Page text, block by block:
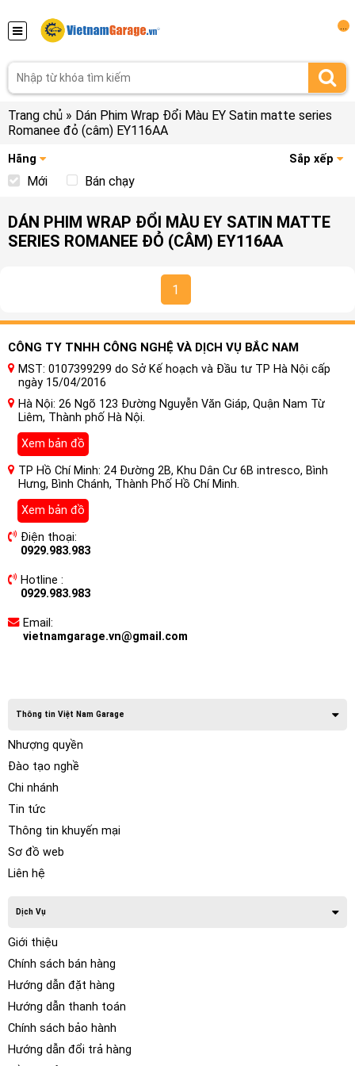
Trang chủ » Dán Phim Wrap Đổi Màu EY Satin matte series
Romanee đỏ (câm) EY116AA
Hãng Sắp xếp
Mới Bán chạy
DÁN PHIM WRAP ĐỔI MÀU EY SATIN MATTE
SERIES ROMANEE ĐỎ (CÂM) EY116AA
1
CÔNG TY TNHH CÔNG NGHỆ VÀ DỊCH VỤ BẮC NAM
MST: 0107399299 do Sở Kế hoạch và Đầu tư TP Hà Nội cấp
ngày 15/04/2016
Hà Nội: 26 Ngõ 123 Đường Nguyễn Văn Giáp, Quận Nam Từ
Liêm, Thành phố Hà Nội.
Xem bản đồ
TP Hồ Chí Minh: 24 Đường 2B, Khu Dân Cư 6B intresco, Bình
Hưng, Bình Chánh, Thành Phố Hồ Chí Minh.
Xem bản đồ
Điện thoại:
0929.983.983
Hotline :
0929.983.983
Email:
vietnamgarage.vn@gmail.com
Thông tin Việt Nam Garage
Nhượng quyền
Đào tạo nghề
Chi nhánh
Tin tức
Thông tin khuyến mại
Sơ đồ web
Liên hệ
Dịch Vụ
Giới thiệu
Chính sách bán hàng
Hướng dẫn đặt hàng
Hướng dẫn thanh toán
Chính sách bảo hành
Hướng dẫn đổi trả hàng